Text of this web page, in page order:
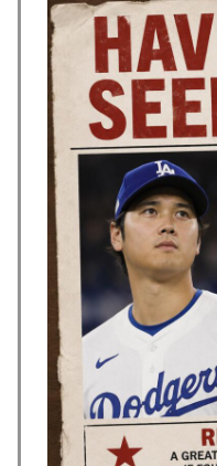
びっくり仰天
▶
外国人「アンチがい
思い浮かぶ？」
▶
韓国人「日本の某ゲ
国内で巻き起こった
韓国の反応
▶
韓国、サッカーW杯
たことが判明！ 何
トルコ人「日本人ま
が巨額の正式オファ
応】
海外「日本人は何に
日本の食品、買って
人が続出